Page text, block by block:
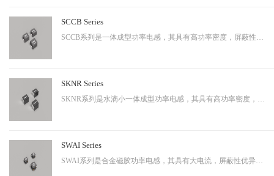
SCCB Series
SCCB系列是一体成型功率电感，其具有高功率密度，屏蔽性出色等特性，适用于中大功率。
SKNR Series
SKNR系列是水滴小一体成型功率电感，其具有高功率密度，屏蔽性出色等特性，适用于中大功率。
SWAI Series
SWAI系列是合金磁胶功率电感，其具有大电流，屏蔽性优异等特性，应用广泛。